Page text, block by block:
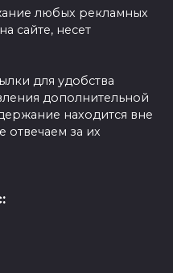
любых рекламных
сайте, несет
для удобства
дополнительной
находится вне
отвечаем за их